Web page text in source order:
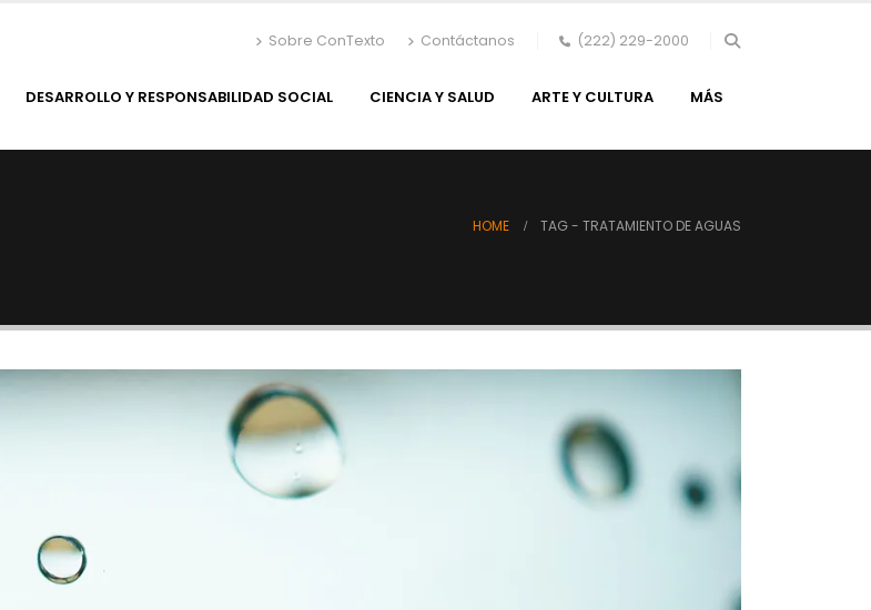
Sobre ConTexto Contáctanos (222) 229-2000
DESARROLLO Y RESPONSABILIDAD SOCIAL CIENCIA Y SALUD ARTE Y CULTURA MÁS
HOME TAG - TRATAMIENTO DE AGUAS